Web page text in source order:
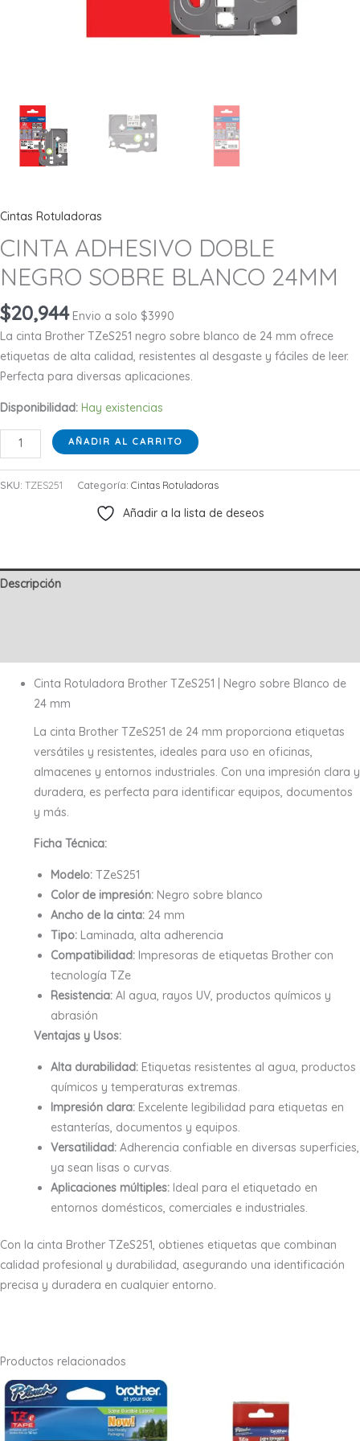
Cintas Rotuladoras
CINTA ADHESIVO DOBLE
NEGRO SOBRE BLANCO 24MM
$20,944 Envio a solo $3990
La cinta Brother TZeS251 negro sobre blanco de 24 mm ofrece
etiquetas de alta calidad, resistentes al desgaste y fáciles de leer.
Perfecta para diversas aplicaciones.
Disponibilidad: Hay existencias
CINTA
ADHESIVO
DOBLE
cantidad
AÑADIR AL CARRITO
SKU: TZES251 Categoría: Cintas Rotuladoras
Añadir a la lista de deseos
Descripción
Cinta Rotuladora Brother TZeS251 | Negro sobre Blanco de
24 mm
La cinta Brother TZeS251 de 24 mm proporciona etiquetas
versátiles y resistentes, ideales para uso en oficinas,
almacenes y entornos industriales. Con una impresión clara y
duradera, es perfecta para identificar equipos, documentos
y más.
Ficha Técnica:
Modelo: TZeS251
Color de impresión: Negro sobre blanco
Ancho de la cinta: 24 mm
Tipo: Laminada, alta adherencia
Compatibilidad: Impresoras de etiquetas Brother con
tecnología TZe
Resistencia: Al agua, rayos UV, productos químicos y
abrasión
Ventajas y Usos:
Alta durabilidad: Etiquetas resistentes al agua, productos
químicos y temperaturas extremas.
Impresión clara: Excelente legibilidad para etiquetas en
estanterías, documentos y equipos.
Versatilidad: Adherencia confiable en diversas superficies,
ya sean lisas o curvas.
Aplicaciones múltiples: Ideal para el etiquetado en
entornos domésticos, comerciales e industriales.
Con la cinta Brother TZeS251, obtienes etiquetas que combinan
calidad profesional y durabilidad, asegurando una identificación
precisa y duradera en cualquier entorno.
Productos relacionados